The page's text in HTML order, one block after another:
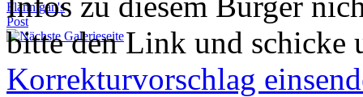
bitte den Link und schicke
Korrekturvorschlag